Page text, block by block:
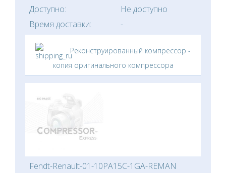
Доступно:
Не доступно
Время доставки:
-
Реконструированный компрессор -
копия оригинального компрессора
Fendt-Renault-01-10PA15C-1GA-REMAN